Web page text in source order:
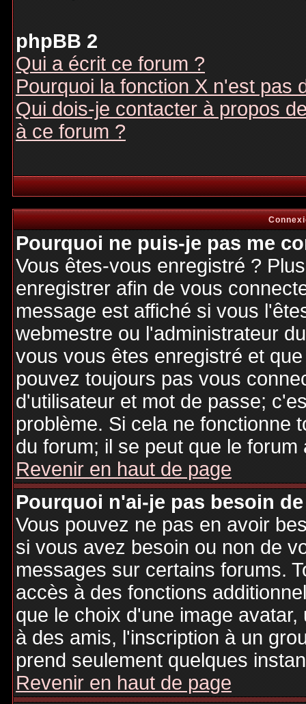
phpBB 2
Qui a écrit ce forum ?
Pourquoi la fonction X n'est pas
Qui dois-je contacter à propos
à ce forum ?
Pourquoi ne puis-je pas me
Vous êtes-vous enregistré ?
enregistrer afin de vous
message est affiché si vous
webmestre ou l'administrateur
vous vous êtes enregistré et
pouvez toujours pas vous
d'utilisateur et mot de passe;
problème. Si cela ne fonctionne
du forum; il se peut que le
Revenir en haut de page
Pourquoi n'ai-je pas besoin
Vous pouvez ne pas en avoir
si vous avez besoin ou non de
messages sur certains forums.
accès à des fonctions
que le choix d'une image
à des amis, l'inscription à un
prend seulement quelques
Revenir en haut de page